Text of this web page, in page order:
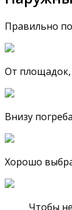
Правильно
От площадок,
Внизу
Хорошо
Чтобы